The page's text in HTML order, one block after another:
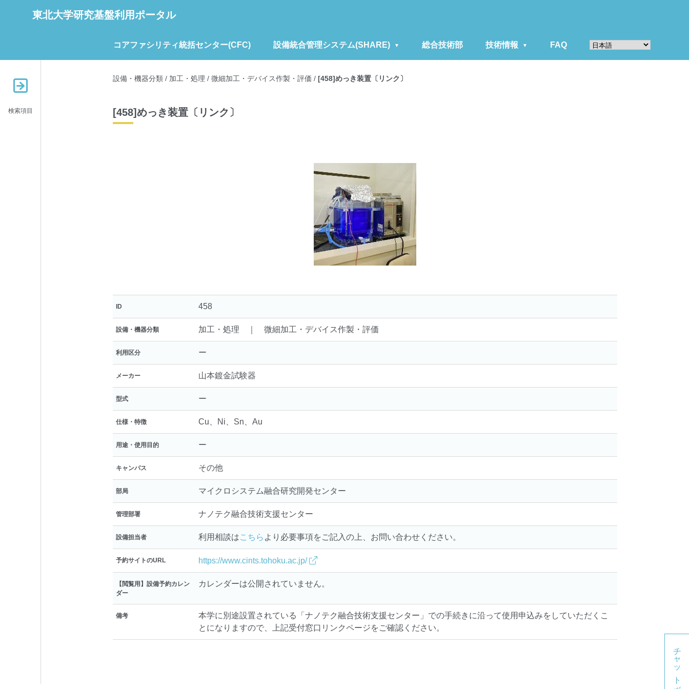
東北大学研究基盤利用ポータル
コアファシリティ統括センター(CFC) 設備統合管理システム(SHARE) 総合技術部 技術情報 FAQ
検索項目
設備・機器分類 / 加工・処理 / 微細加工・デバイス作製・評価 / [458]めっき装置〔リンク〕
[458]めっき装置〔リンク〕
ID 458
設備・機器分類 加工・処理 ｜ 微細加工・デバイス作製・評価
利用区分 ー
メーカー 山本鍍金試験器
型式 ー
仕様・特徴 Cu、Ni、Sn、Au
用途・使用目的 ー
キャンパス その他
部局 マイクロシステム融合研究開発センター
管理部署 ナノテク融合技術支援センター
設備担当者 利用相談はこちら より必要事項をご記入の上、お問い合わせください。
予約サイトのURL https://www.cints.tohoku.ac.jp/
【閲覧用】設備予約カレン
ダー
カレンダーは公開されていません。
備考
本学に別途設置されている「ナノテク融合技術支援センター」での手続きに沿って使用申込みをしていただくこ
とになりますので、上記受付窓口リンクページをご確認ください。